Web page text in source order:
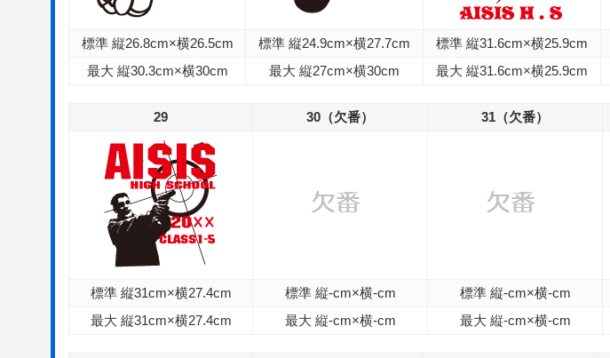
標準 縦26.8cm×横26.5cm 標準 縦24.9cm×横27.7cm 標準 縦31.6cm×横25.9cm
最大 縦30.3cm×横30cm
最大 縦27cm×横30cm 最大 縦31.6cm×横25.9cm
29 30（欠番） 31（欠番）
標準 縦31cm×横27.4cm 標準 縦-cm×横-cm 標準 縦-cm×横-cm
最大 縦31cm×横27.4cm
最大 縦-cm×横-cm 最大 縦-cm×横-cm